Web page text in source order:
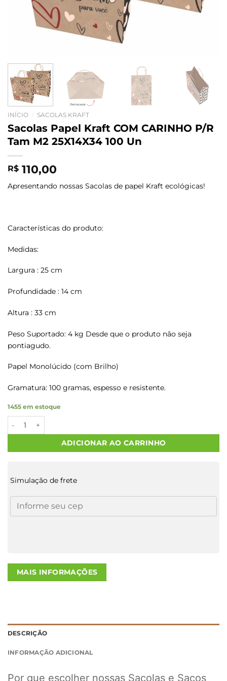
INÍCIO SACOLAS KRAFT
Sacolas Papel Kraft COM CARINHO P/R
Tam M2 25X14X34 100 Un
R$ 110,00
Apresentando nossas Sacolas de papel Kraft ecológicas!
Características do produto:
Medidas:
Largura : 25 cm
Profundidade : 14 cm
Altura : 33 cm
Peso Suportado: 4 kg Desde que o produto não seja
pontiagudo.
Papel Monolúcido (com Brilho)
Gramatura: 100 gramas, espesso e resistente.
1455 em estoque
Sacolas Papel Kraft COM CARINHO P/R Tam M2 25X14X34 100
ADICIONAR AO CARRINHO
Simulação de frete
MAIS INFORMAÇÕES
DESCRIÇÃO
INFORMAÇÃO ADICIONAL
Por que escolher nossas Sacolas e Sacos